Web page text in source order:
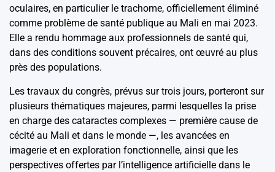
oculaires, en particulier le trachome, officiellement éliminé
comme problème de santé publique au Mali en mai 2023.
Elle a rendu hommage aux professionnels de santé qui,
dans des conditions souvent précaires, ont œuvré au plus
près des populations.
Les travaux du congrès, prévus sur trois jours, porteront sur
plusieurs thématiques majeures, parmi lesquelles la prise
en charge des cataractes complexes — première cause de
cécité au Mali et dans le monde —, les avancées en
imagerie et en exploration fonctionnelle, ainsi que les
perspectives offertes par l’intelligence artificielle dans le